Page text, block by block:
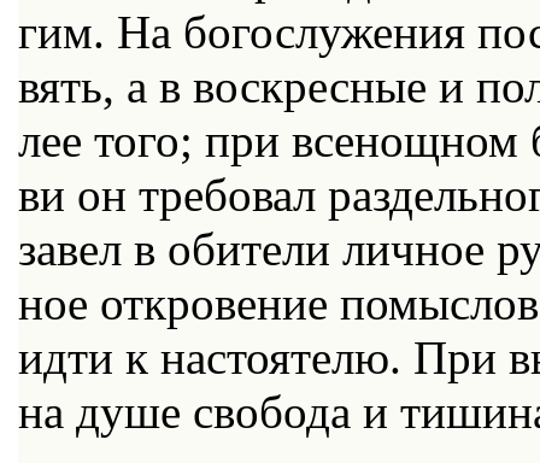
гим. На бо­го­слу­же­ния
вять, а в вос­крес­ные и
лее то­го; при
ви он тре­бо­вал
за­вел в оби­те­ли лич­ное
ное от­кро­ве­ние
ид­ти к на­сто­я­те­лю. При
на ду­ше сво­бо­да и